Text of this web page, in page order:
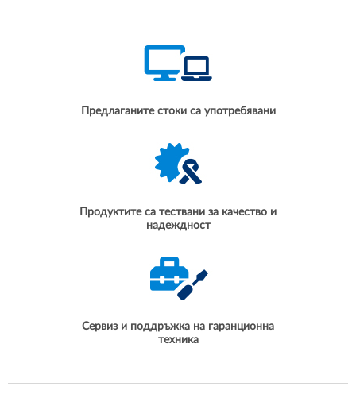
Предлаганите стоки са употребявани
Продуктите са тествани за качество и
надеждност
Сервиз и поддръжка на гаранционна
техника